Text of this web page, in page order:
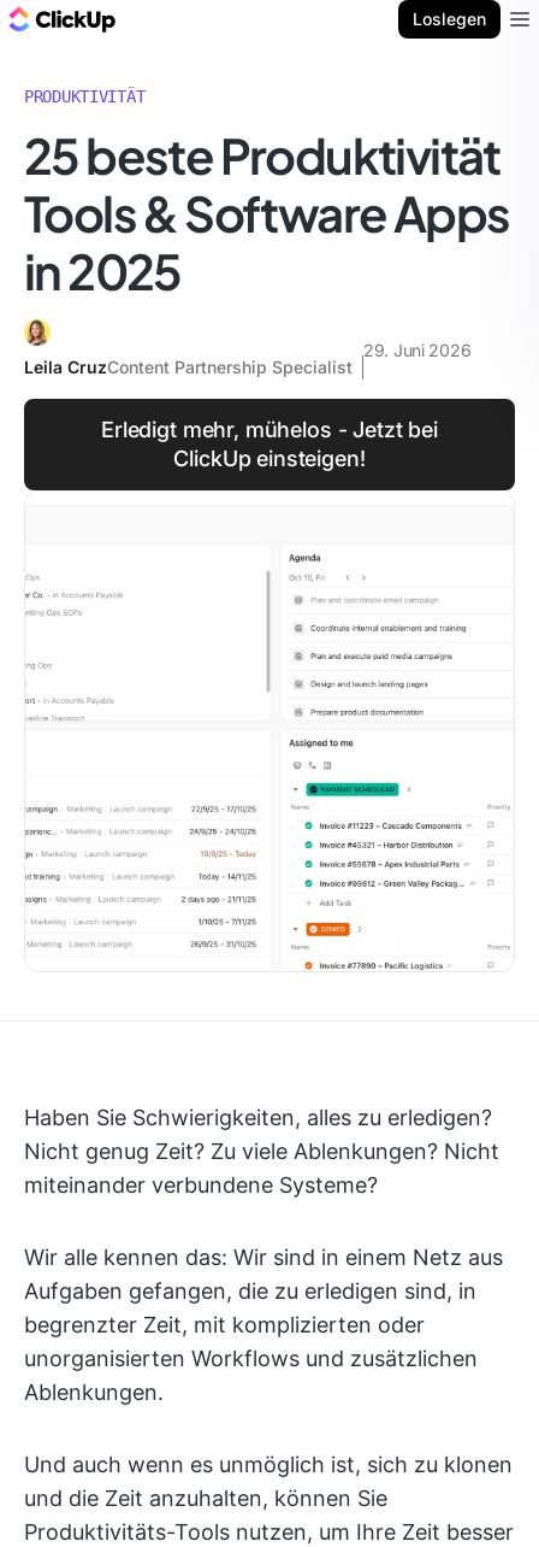
Loslegen
PRODUKTIVITÄT
25 beste Produktivität
Tools & Software Apps
in 2025
Leila CruzContent Partnership Specialist
29. Juni 2026
Erledigt mehr, mühelos - Jetzt bei
ClickUp einsteigen!
Haben Sie Schwierigkeiten, alles zu erledigen?
Nicht genug Zeit? Zu viele Ablenkungen? Nicht
miteinander verbundene Systeme?
Wir alle kennen das: Wir sind in einem Netz aus
Aufgaben gefangen, die zu erledigen sind, in
begrenzter Zeit, mit komplizierten oder
unorganisierten Workflows und zusätzlichen
Ablenkungen.
Und auch wenn es unmöglich ist, sich zu klonen
und die Zeit anzuhalten, können Sie
Produktivitäts-Tools nutzen, um Ihre Zeit besser